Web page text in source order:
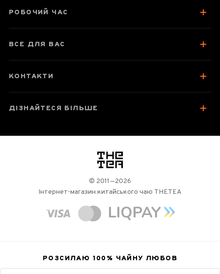
Варто спробувати
Відгуки чаєманів
РОБОЧИЙ ЧАС
ВСЕ ДЛЯ ВАС
КОНТАКТИ
ДІЗНАЙТЕСЯ БІЛЬШЕ
логотип
© 2011—2026
Інтернет-магазин китайського чаю THETEA
РОЗСИЛАЮ 100% ЧАЙНУ ЛЮБОВ